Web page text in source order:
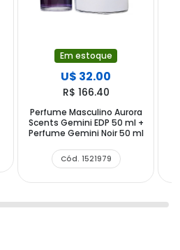
Em estoque
U$ 32.00
R$ 166.40
Perfume Masculino Aurora
Scents Gemini EDP 50 ml +
Perfume Gemini Noir 50 ml
Cód. 1521979